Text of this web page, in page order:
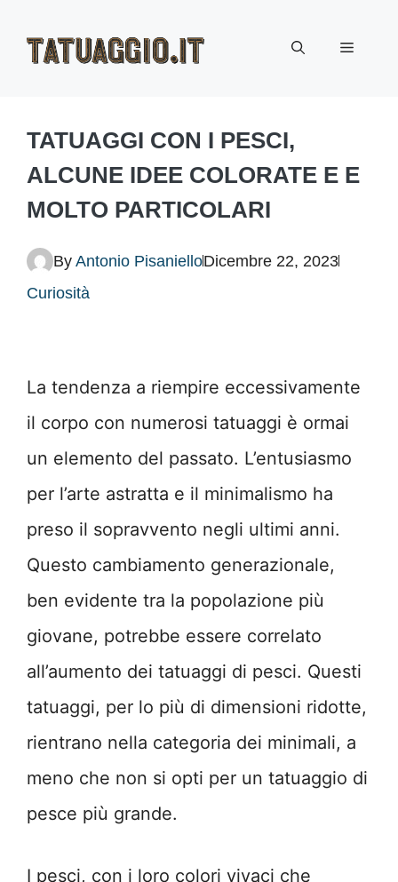
Menu
TATUAGGI CON I PESCI,
ALCUNE IDEE COLORATE E E
MOLTO PARTICOLARI
By Antonio PisanielloDicembre 22, 2023
Curiosità
La tendenza a riempire eccessivamente
il corpo con numerosi tatuaggi è ormai
un elemento del passato. L’entusiasmo
per l’arte astratta e il minimalismo ha
preso il sopravvento negli ultimi anni.
Questo cambiamento generazionale,
ben evidente tra la popolazione più
giovane, potrebbe essere correlato
all’aumento dei tatuaggi di pesci. Questi
tatuaggi, per lo più di dimensioni ridotte,
rientrano nella categoria dei minimali, a
meno che non si opti per un tatuaggio di
pesce più grande.
I pesci, con i loro colori vivaci che